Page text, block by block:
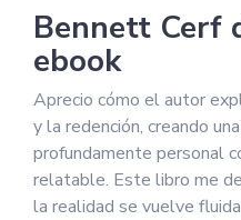
Bennett Cerf
ebook
Aprecio cómo el autor
y la redención, creando
profundamente personal
relatable. Este libro me
la realidad se vuelve